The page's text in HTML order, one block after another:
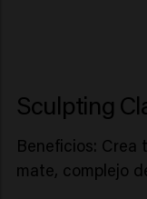
Sculpting
Beneficios: Crea
mate, complejo